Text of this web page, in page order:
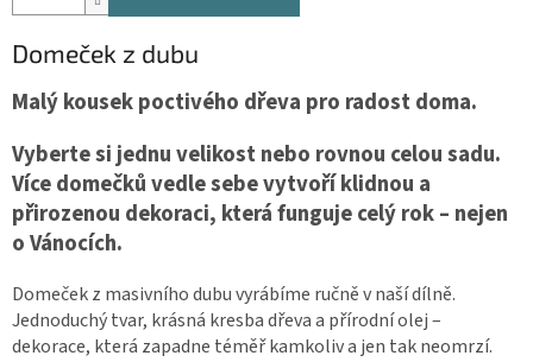
Domeček z dubu
Malý kousek poctivého dřeva pro radost doma.
Vyberte si jednu velikost nebo rovnou celou sadu.
Více domečků vedle sebe vytvoří klidnou a
přirozenou dekoraci, která funguje celý rok – nejen
o Vánocích.
Domeček z masivního dubu vyrábíme ručně v naší dílně.
Jednoduchý tvar, krásná kresba dřeva a přírodní olej –
dekorace, která zapadne téměř kamkoliv a jen tak neomrzí.